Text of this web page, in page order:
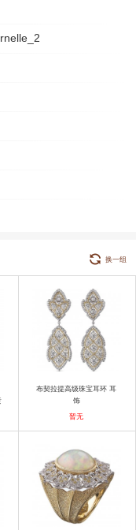
换一组
布契拉提高级珠宝耳环 耳
饰
暂无